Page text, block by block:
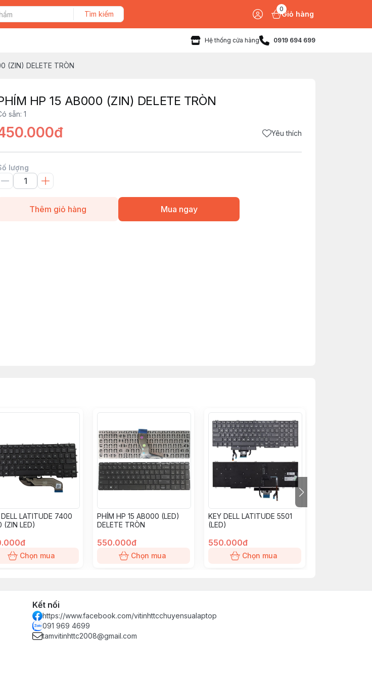
Tìm kiếm
0
Giỏ hàng
Hệ thống cửa hàng 0919 694 699
(ZIN) DELETE TRÒN
HP 15 AB000 (ZIN) DELETE TRÒN
sẵn: 1
Yêu thích
lượng
Thêm giỏ hàng Mua ngay
DELL LATITUDE 7400
(ZIN LED)
Chọn mua
PHÍM HP 15 AB000 (LED)
DELETE TRÒN
550.000đ
Chọn mua
KEY DELL LATITUDE 5501
(LED)
550.000đ
Chọn mua
Kết nối
https://www.facebook.com/vitinhttcchuyensualaptop
091 969 4699
tamvitinhttc2008@gmail.com